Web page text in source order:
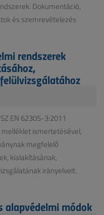
Dokumentáció,
és szemrevételezés
rendszerek
EN 62305-3:2011
ismertetésével,
megfelelő
kialakításának,
irányelveit.
alapvédelmi módok